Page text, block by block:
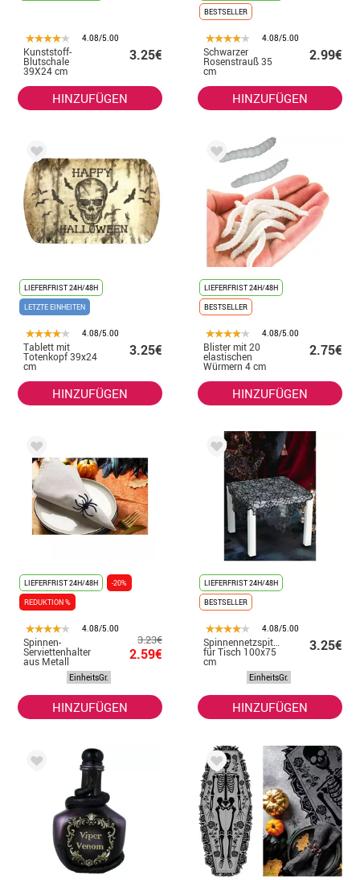
4.08/5.00
Kunststoff-
Blutschale
39X24 cm
3.25€
HINZUFÜGEN
BESTSELLER
4.08/5.00
Schwarzer
Rosenstrauß 35
cm
2.99€
HINZUFÜGEN
LIEFERFRIST 24H/48H
LETZTE EINHEITEN
4.08/5.00
Tablett mit
Totenkopf 39x24
cm
3.25€
HINZUFÜGEN
LIEFERFRIST 24H/48H
BESTSELLER
4.08/5.00
Blister mit 20
elastischen
Würmern 4 cm
2.75€
HINZUFÜGEN
LIEFERFRIST 24H/48H
-20%
REDUKTION %
4.08/5.00
Spinnen-
Serviettenhalter
aus Metall
3.23€
2.59€
EinheitsGr.
HINZUFÜGEN
LIEFERFRIST 24H/48H
BESTSELLER
4.08/5.00
Spinnennetzspitze
für Tisch 100x75
cm
3.25€
EinheitsGr.
HINZUFÜGEN